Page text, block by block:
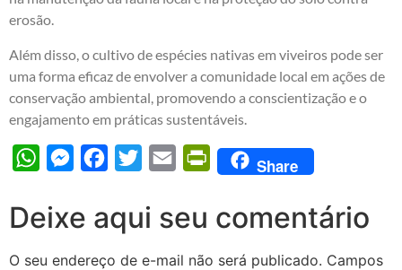
erosão.
Além disso, o cultivo de espécies nativas em viveiros pode ser
uma forma eficaz de envolver a comunidade local em ações de
conservação ambiental, promovendo a conscientização e o
engajamento em práticas sustentáveis.
WhatsAppMessengerFacebook
Twitter Email PrintFriendly
Share
Deixe aqui seu comentário
O seu endereço de e-mail não será publicado. Campos